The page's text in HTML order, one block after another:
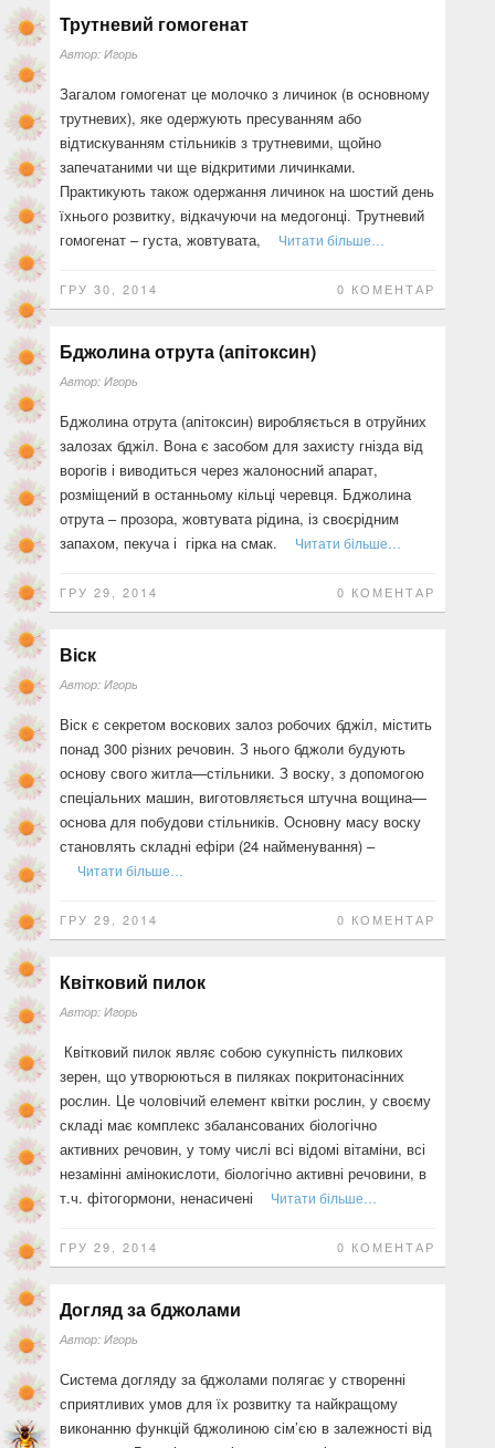
Трутневий гомогенат
Автор: Игорь
Загалом гомогенат це молочко з личинок (в основному
трутневих), яке одержують пресуванням або
відтискуванням стільників з трутневими, щойно
запечатаними чи ще відкритими личинками.
Практикують також одержання личинок на шостий день
їхнього розвитку, відкачуючи на медогонці. Трутневий
гомогенат – густа, жовтувата,
Читати більше…
ГРУ 30, 2014 0 КОМЕНТАР
Бджолина отрута (апітоксин)
Автор: Игорь
Бджолина отрута (апітоксин) виробляється в отруйних
залозах бджіл. Вона є засобом для захисту гнізда від
ворогів і виводиться через жалоносний апарат,
розміщений в остан­ньому кільці черевця. Бджолина
отрута – прозора, жовту­вата рідина, із своєрідним
запахом, пекуча і гірка на смак.
Читати більше…
ГРУ 29, 2014 0 КОМЕНТАР
Віск
Автор: Игорь
Віск є секретом воскових залоз робочих бджіл, містить
понад 300 різних речовин. З нього бджоли будують
основу свого житла—стільники. З воску, з допомогою
спеціальних машин, виготовляється штучна вощина—
основа для побудови стільників. Основну масу воску
становлять складні ефіри (24 найменування) –
Читати більше…
ГРУ 29, 2014 0 КОМЕНТАР
Квітковий пилок
Автор: Игорь
Квітковий пилок являє собою сукупність пилкових
зерен, що утворюються в пиляках покритонасінних
рослин. Це чо­ловічий елемент квітки рослин, у своєму
складі має комплекс збалансованих біологічно
активних речовин, у тому числі всі відомі вітаміни, всі
незамінні амінокислоти, біологічно активні речовини, в
т.ч. фітогормони, ненасичені
Читати більше…
ГРУ 29, 2014 0 КОМЕНТАР
Догляд за бджолами
Автор: Игорь
Система догляду за бджолами полягає у створенні
сприятливих умов для їх розвитку та найкращому
виконанню функцій бджолиною сім’єю в залежності від